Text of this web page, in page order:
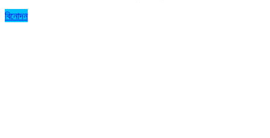
বিনোদন